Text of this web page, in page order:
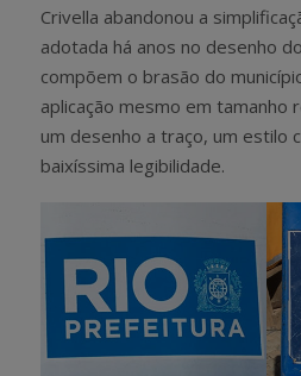
Crivella abandonou a
adotada há anos no desenho
compõem o brasão do
aplicação mesmo em
um desenho a traço, um estilo
baixíssima legibilidade.